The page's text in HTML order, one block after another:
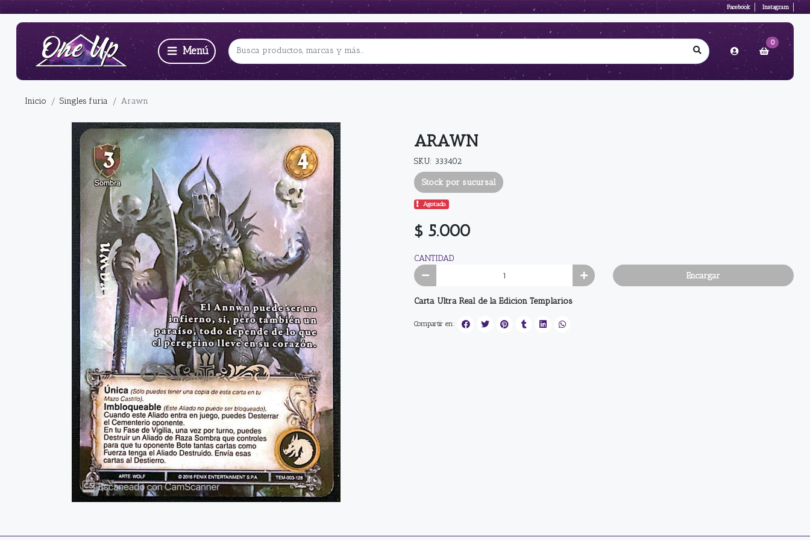
Facebook Instagram
0
Inicio Singles furia Arawn
ARAWN
SKU: 333402
Stock por sucursal
Agotado.
$ 5.000
CANTIDAD
Encargar
Carta Ultra Real de la Edicion Templarios
Compartir en: